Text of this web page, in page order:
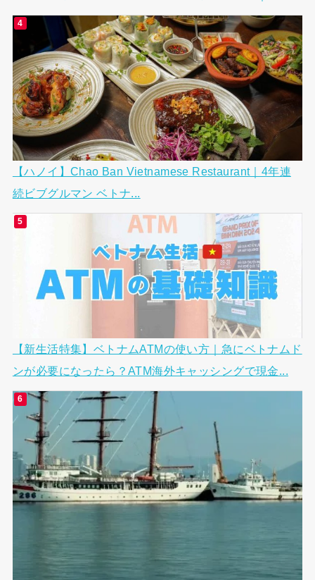
【ハノイ】Chao Ban Vietnamese Restaurant｜4年連
続ビブグルマン ベトナ...
【新生活特集】ベトナムATMの使い方｜急にベトナムド
ンが必要になったら？ATM海外キャッシングで現金...